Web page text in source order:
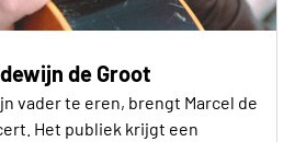
de Groot
vader te eren, brengt Marcel de
Het publiek krijgt een